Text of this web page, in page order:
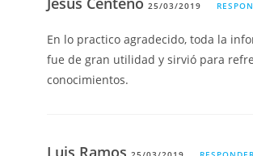
25/03/2019
En lo practico agradecido, toda la
fue de gran utilidad y sirvió para
conocimientos.
Luis Ramos